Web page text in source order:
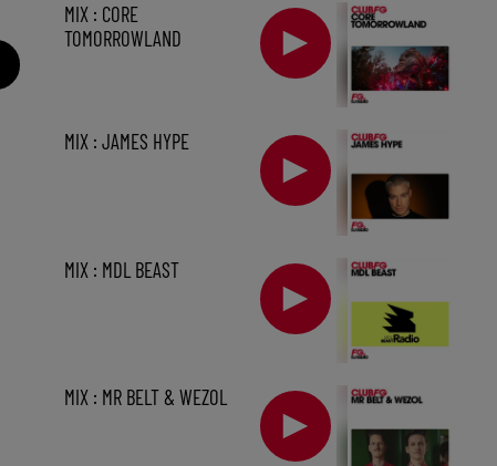
MIX : CORE
TOMORROWLAND
MIX : JAMES HYPE
MIX : MDL BEAST
MIX : MR BELT & WEZOL